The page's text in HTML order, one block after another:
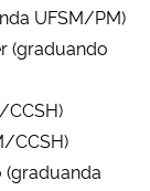
UFSM/PM)
(graduando
CCSH)
CCSH)
(graduanda